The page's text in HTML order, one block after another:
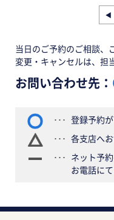
当日のご予約のご相談、
変更・キャンセルは、担
お問い合わせ先：
登録予約
各支店へ
ネット予
お電話に